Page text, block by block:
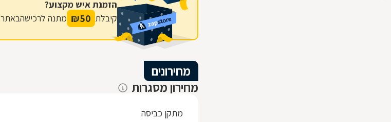
הזמנת איש מקצוע?
קיבלת 50
₪ מתנה לרכישהבאתר ZAPSTORE
מחירונים
מחירון מסגרות
מתקן כביסה